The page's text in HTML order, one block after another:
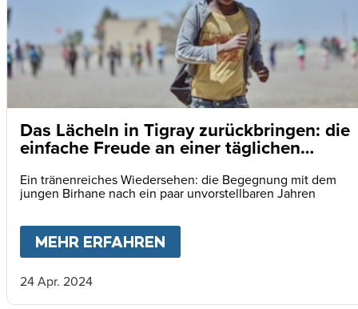
Das Lächeln in Tigray zurückbringen: die
einfache Freude an einer täglichen
Ein tränenreiches Wiedersehen: die Begegnung mit dem
jungen Birhane nach ein paar unvorstellbaren Jahren
MEHR ERFAHREN
24 Apr. 2024